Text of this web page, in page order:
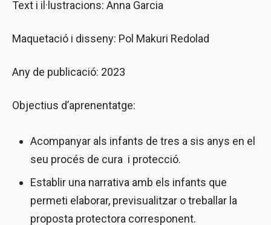
Text i il·lustracions: Anna Garcia
Maquetació i disseny: Pol Makuri Redolad
Any de publicació: 2023
Objectius d’aprenentatge:
Acompanyar als infants de tres a sis anys en el
seu procés de cura i protecció.
Establir una narrativa amb els infants que
permeti elaborar, previsualitzar o treballar la
proposta protectora corresponent.